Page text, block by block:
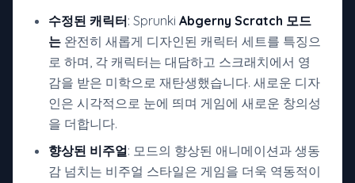
수정된 캐릭터: Sprunki Abgerny Scratch 모드
는 완전히 새롭게 디자인된 캐릭터 세트를 특징으
로 하며, 각 캐릭터는 대담하고 스크래치에서 영
감을 받은 미학으로 재탄생했습니다. 새로운 디자
인은 시각적으로 눈에 띄며 게임에 새로운 창의성
을 더합니다.
향상된 비주얼: 모드의 향상된 애니메이션과 생동
감 넘치는 비주얼 스타일은 게임을 더욱 역동적이